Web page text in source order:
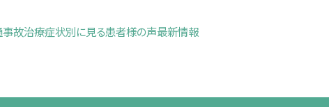
故治療症状別に見る患者様の声最新情報